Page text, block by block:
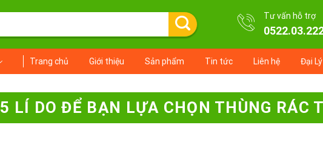
Tư vấn hỗ trợ
Trang chủ Giới thiệu Sản phẩm Tin tức Liên hệ Đại
5 LÍ DO ĐỂ BẠN LỰA CHỌN THÙNG RÁC